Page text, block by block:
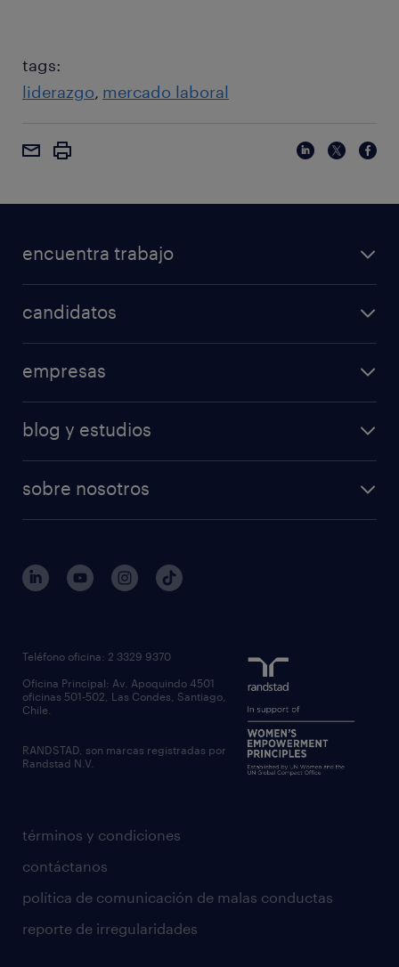
tags:
liderazgo mercado laboral
encuentra trabajo
candidatos
empresas
blog y estudios
sobre nosotros
términos y condiciones
contáctanos
política de comunicación de malas conductas
reporte de irregularidades
Teléfono oficina: 2 3329 9370
Oficina Principal: Av. Apoquindo 4501
oficinas 501-502, Las Condes, Santiago,
Chile.
RANDSTAD, son marcas registradas por
Randstad N.V.